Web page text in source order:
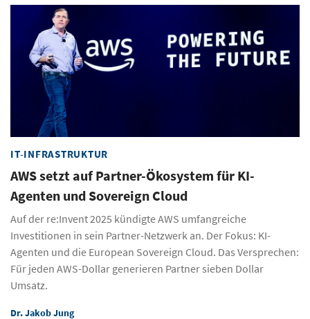
IT-INFRASTRUKTUR
AWS setzt auf Partner-Ökosystem für KI-
Agenten und Sovereign Cloud
Auf der re:Invent 2025 kündigte AWS umfangreiche
Investitionen in sein Partner-Netzwerk an. Der Fokus: KI-
Agenten und die European Sovereign Cloud. Das Versprechen:
Für jeden AWS-Dollar generieren Partner sieben Dollar
Umsatz.
Dr. Jakob Jung